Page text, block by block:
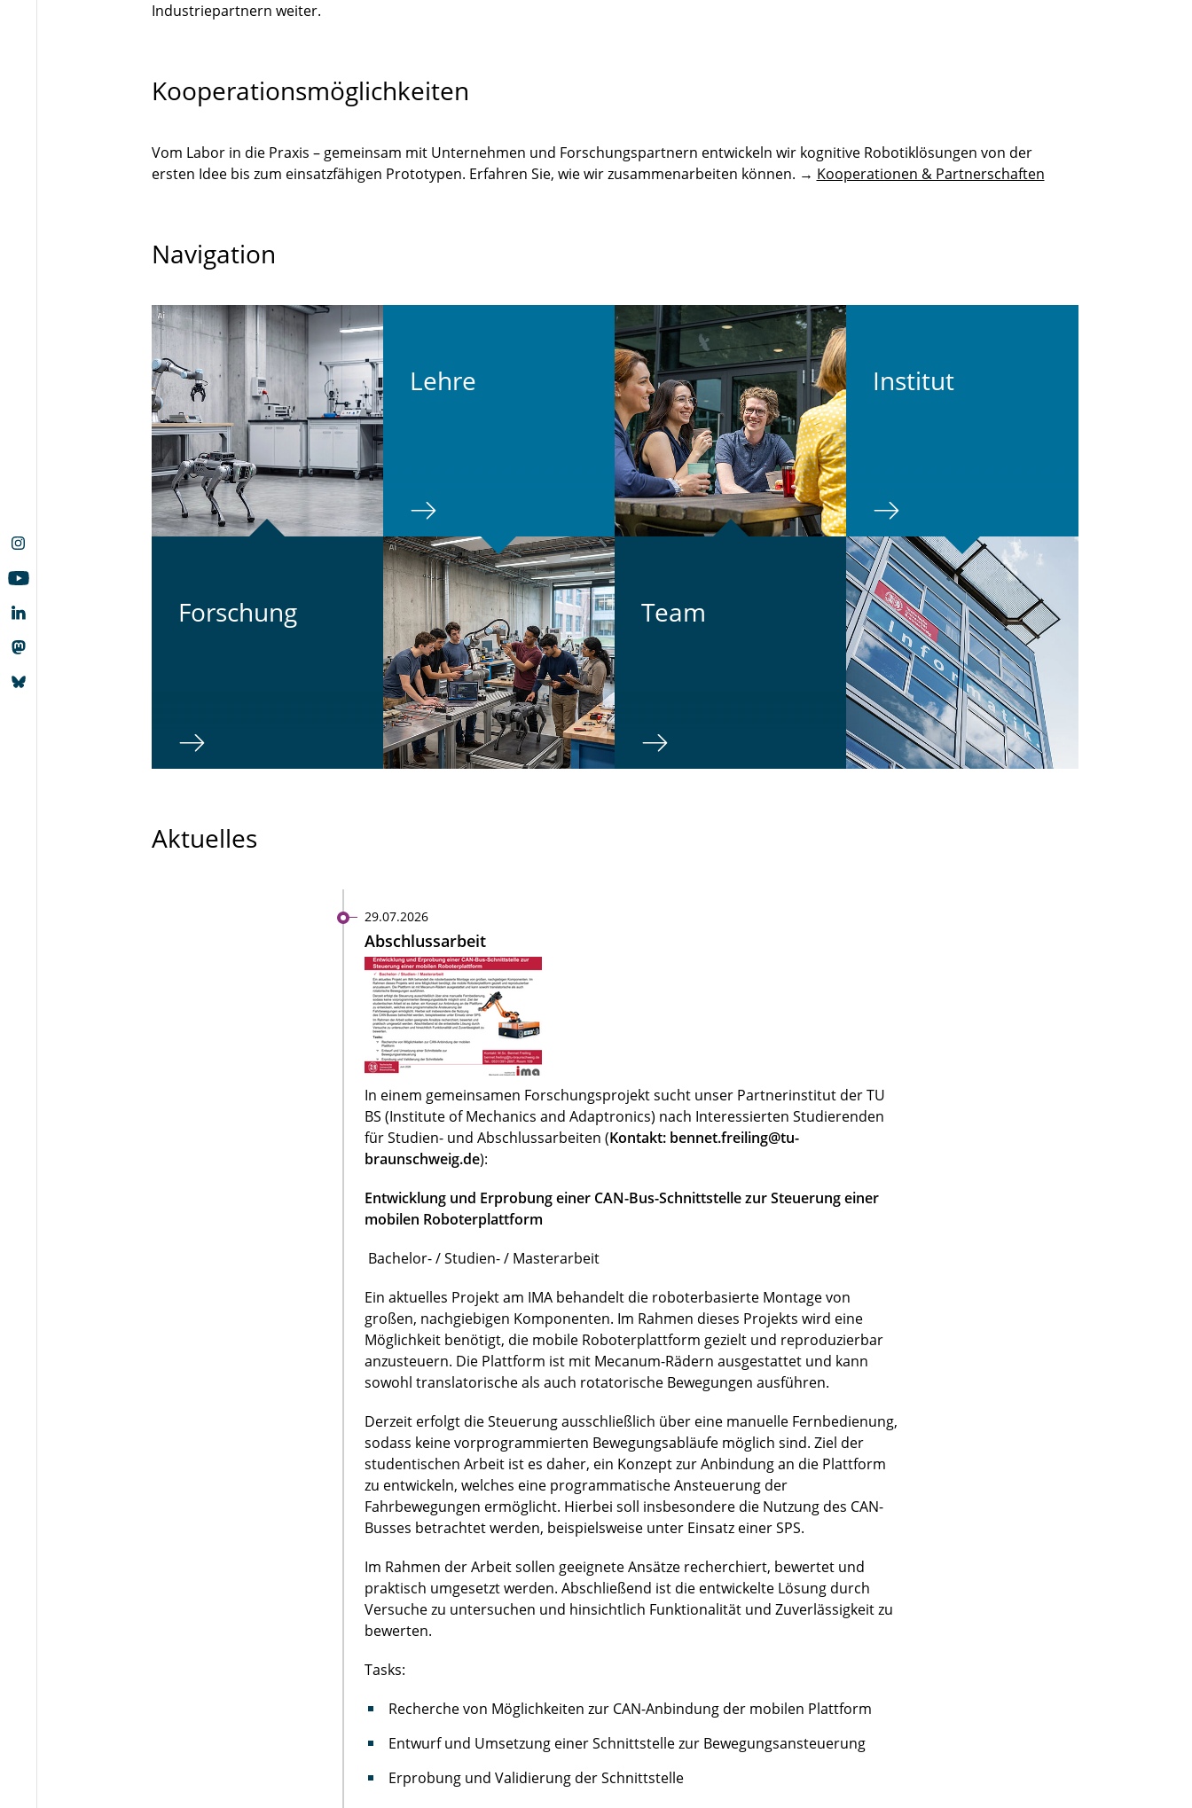
Industriepartnern weiter.
Kooperationsmöglichkeiten
Vom Labor in die Praxis – gemeinsam mit Unternehmen und Forschungspartnern entwickeln wir kognitive Robotiklösungen von der
ersten Idee bis zum einsatzfähigen Prototypen. Erfahren Sie, wie wir zusammenarbeiten können. → Kooperationen & Partnerschaften
Navigation
For­schung
Lehre
Team
In­sti­tut
Aktuelles
29.07.2026
Abschlussarbeit
In einem gemeinsamen Forschungsprojekt sucht unser Partnerinstitut der TU
BS (Institute of Mechanics and Adaptronics) nach Interessierten Studierenden
für Studien- und Abschlussarbeiten (Kontakt: bennet.freiling@tu-
braunschweig.de):
Entwicklung und Erprobung einer CAN-Bus-Schnittstelle zur Steuerung einer
mobilen Roboterplattform
Bachelor- / Studien- / Masterarbeit
Ein aktuelles Projekt am IMA behandelt die roboterbasierte Montage von
großen, nachgiebigen Komponenten. Im Rahmen dieses Projekts wird eine
Möglichkeit benötigt, die mobile Roboterplattform gezielt und reproduzierbar
anzusteuern. Die Plattform ist mit Mecanum-Rädern ausgestattet und kann
sowohl translatorische als auch rotatorische Bewegungen ausführen.
Derzeit erfolgt die Steuerung ausschließlich über eine manuelle Fernbedienung,
sodass keine vorprogrammierten Bewegungsabläufe möglich sind. Ziel der
studentischen Arbeit ist es daher, ein Konzept zur Anbindung an die Plattform
zu entwickeln, welches eine programmatische Ansteuerung der
Fahrbewegungen ermöglicht. Hierbei soll insbesondere die Nutzung des CAN-
Busses betrachtet werden, beispielsweise unter Einsatz einer SPS.
Im Rahmen der Arbeit sollen geeignete Ansätze recherchiert, bewertet und
praktisch umgesetzt werden. Abschließend ist die entwickelte Lösung durch
Versuche zu untersuchen und hinsichtlich Funktionalität und Zuverlässigkeit zu
bewerten.
Tasks:
Recherche von Möglichkeiten zur CAN-Anbindung der mobilen Plattform
Entwurf und Umsetzung einer Schnittstelle zur Bewegungsansteuerung
Erprobung und Validierung der Schnittstelle